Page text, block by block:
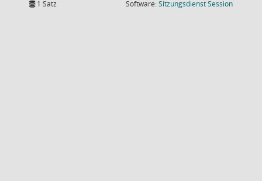
1 Satz Software:SitzungsdienstSession(Wird in